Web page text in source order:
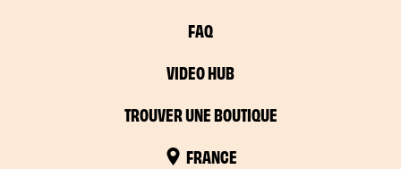
FAQ
VIDEO HUB
TROUVER UNE BOUTIQUE
FRANCE